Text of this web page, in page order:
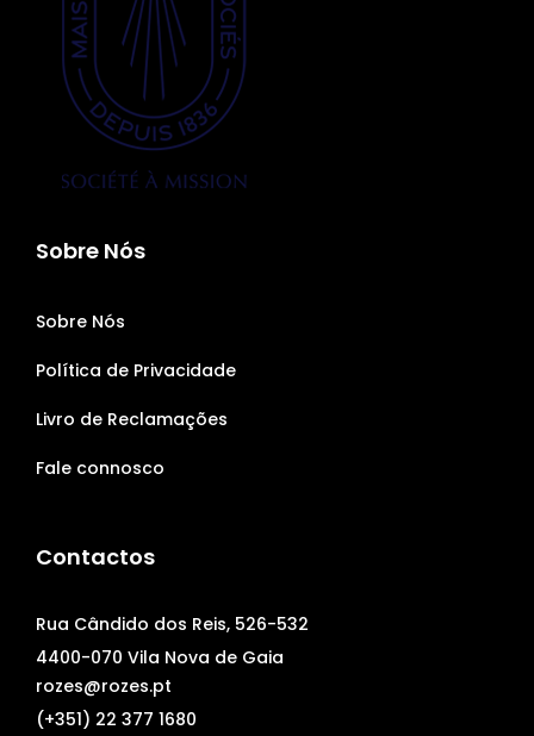
Sobre Nós
Sobre Nós
Política de Privacidade
Livro de Reclamações
Fale connosco
Contactos
Rua Cândido dos Reis, 526-532
4400-070 Vila Nova de Gaia
rozes@rozes.pt
(+351) 22 377 1680